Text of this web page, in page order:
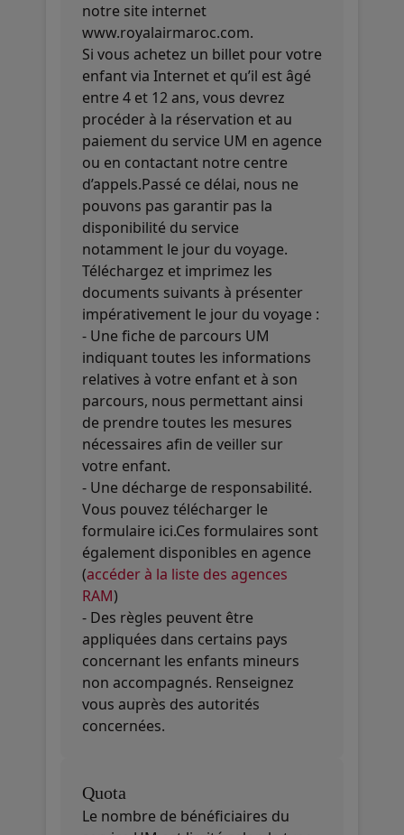
notre site internet
www.royalairmaroc.com.
Si vous achetez un billet pour votre
enfant via Internet et qu’il est âgé
entre 4 et 12 ans, vous devrez
procéder à la réservation et au
paiement du service UM en agence
ou en contactant notre centre
d’appels.Passé ce délai, nous ne
pouvons pas garantir pas la
disponibilité du service
notamment le jour du voyage.
Téléchargez et imprimez les
documents suivants à présenter
impérativement le jour du voyage :
- Une fiche de parcours UM
indiquant toutes les informations
relatives à votre enfant et à son
parcours, nous permettant ainsi
de prendre toutes les mesures
nécessaires afin de veiller sur
votre enfant.
- Une décharge de responsabilité.
Vous pouvez télécharger le
formulaire ici.Ces formulaires sont
également disponibles en agence
(accéder à la liste des agences
RAM)
- Des règles peuvent être
appliquées dans certains pays
concernant les enfants mineurs
non accompagnés. Renseignez
vous auprès des autorités
concernées.
Quota
Le nombre de bénéficiaires du